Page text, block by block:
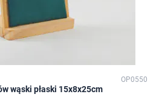
OP0550
wąski płaski 15x8x25cm